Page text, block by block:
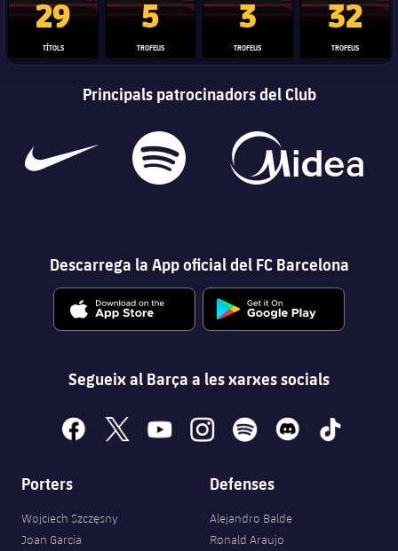
29
TÍTOLS
5
TROFEUS
3
TROFEUS
32
TROFEUS
Principals patrocinadors del Club
Descarrega la App oficial del FC Barcelona
Segueix al Barça a les xarxes socials
facebookx youtubeinstagramspotify discord tiktok
Porters
Wojciech Szczęsny
Joan Garcia
Defenses
Alejandro Balde
Ronald Araujo